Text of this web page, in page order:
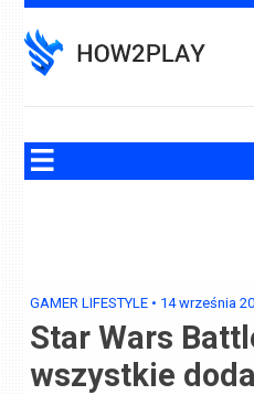
to
content
GAMER LIFESTYLE • 14 września
Star Wars
wszystkie